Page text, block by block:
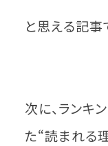
と思える記事
次に、ランキ
た“読まれる